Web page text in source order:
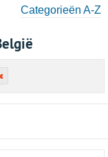
Categorieën A-Z